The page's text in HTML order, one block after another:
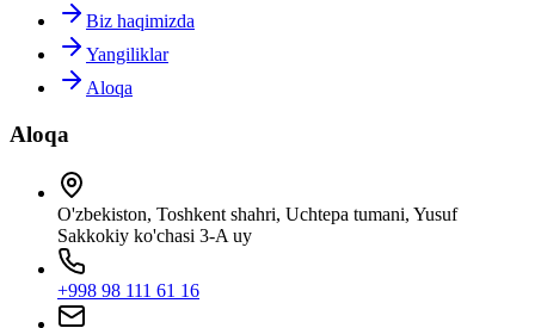
Biz haqimizda
Yangiliklar
Aloqa
Aloqa
O'zbekiston, Toshkent shahri, Uchtepa tumani, Yusuf
Sakkokiy ko'chasi 3-A uy
+998 98 111 61 16